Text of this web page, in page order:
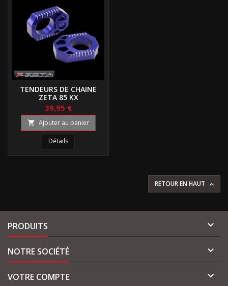
TENDEURS DE CHAINE
ZETA 85 KX
39,95 €
 Ajouter au panier
Détails
RETOUR EN HAUT 
PRODUITS 
NOTRE SOCIÉTÉ 
VOTRE COMPTE 